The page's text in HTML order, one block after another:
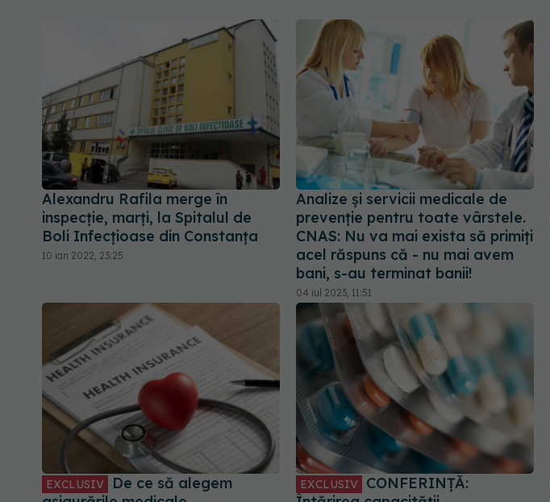
Alexandru Rafila merge în
inspecție, marți, la Spitalul de
Boli Infecțioase din Constanța
10 ian 2022, 23:25
Analize și servicii medicale de
prevenţie pentru toate vârstele.
CNAS: Nu va mai exista să primiți
acel răspuns că - nu mai avem
bani, s-au terminat banii!
04 iul 2023, 11:51
EXCLUSIV
De ce să alegem
EXCLUSIV
CONFERINȚĂ: